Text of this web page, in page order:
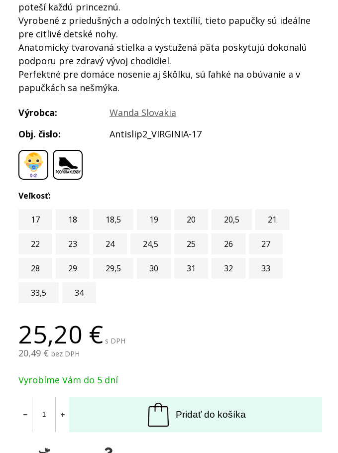
25,20 s DPH
20,49 bez DPH
Vyrobíme Vám do 5 dní
Pridať do košíka
poteší každú princeznú.
Vyrobené z priedušných a odolných textílií, tieto papučky sú ideálne
pre citlivé detské nohy.
Anatomicky tvarovaná stielka a vystužená päta poskytujú dokonalú
podporu pre zdravý vývoj chodidiel.
Perfektné pre domáce nosenie aj škôlku, sú ľahké na obúvanie a v
papučkách sa nešmýka.
Výrobca:
Wanda Slovakia
Obj. čislo:
Antislip2_VIRGINIA-17
Veľkosť:
17 18 18,5 19 20 20,5 21
22 23 24 24,5 25 26 27
28 29 29,5 30 31 32 33
33,5 34